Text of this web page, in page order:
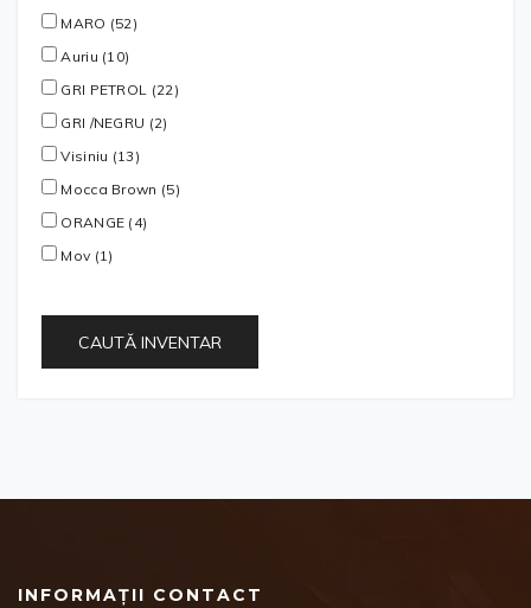
MARO (52)
Auriu (10)
GRI PETROL (22)
GRI /NEGRU (2)
Visiniu (13)
Mocca Brown (5)
ORANGE (4)
Mov (1)
CAUTĂ INVENTAR
INFORMAȚII CONTACT